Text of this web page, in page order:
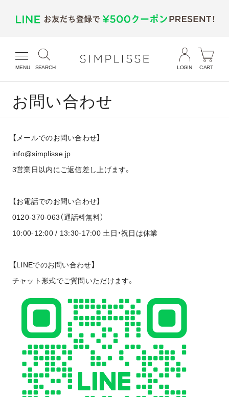
MENU SEARCH LOGIN CART
お問い合わせ
【メールでのお問い合わせ】
info@simplisse.jp
3営業日以内にご返信差し上げます。
【お電話でのお問い合わせ】
0120-370-063（通話料無料）
10:00-12:00 / 13:30-17:00 土日・祝日は休業
【LINEでのお問い合わせ】
チャット形式でご質問いただけます。